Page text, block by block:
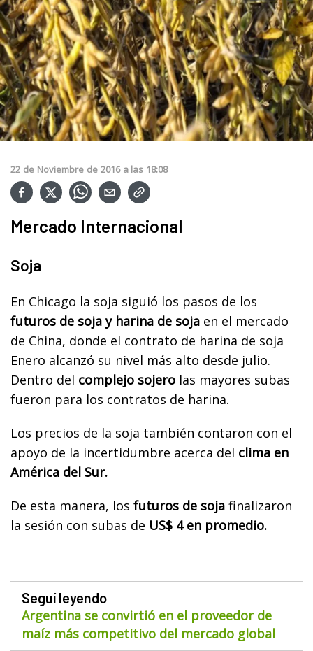
22 de Noviembre de 2016 a las 18:08
Mercado Internacional
Soja
En Chicago la soja siguió los pasos de los
futuros de soja y harina de soja en el mercado
de China, donde el contrato de harina de soja
Enero alcanzó su nivel más alto desde julio.
Dentro del complejo sojero las mayores subas
fueron para los contratos de harina.
Los precios de la soja también contaron con el
apoyo de la incertidumbre acerca del clima en
América del Sur.
De esta manera, los futuros de soja finalizaron
la sesión con subas de US$ 4 en promedio.
Seguí leyendo
Argentina se convirtió en el proveedor de
maíz más competitivo del mercado global